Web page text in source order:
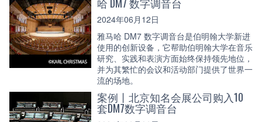
2024年06月12日
雅马哈 DM7 数字调音台是伯明翰大学新进
使用的创新设备，它帮助伯明翰大学在音乐
研究、实践和表演方面始终保持领先地位，
并为其繁忙的会议和活动部门提供了世界一
流的场地。
案例丨北京知名会展公司购入10
套DM7数字调音台